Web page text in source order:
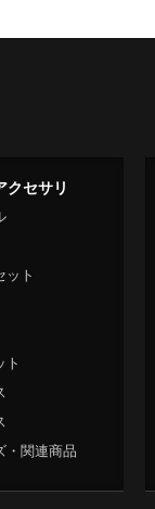
クセサリ
ット
ト
・関連商品